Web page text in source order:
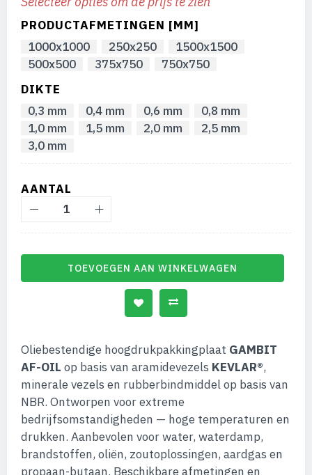
afbeeldingen-
PRODUCTAFMETINGEN [MM]
1000x1000
250x250
1500x1500
500x500
375x750
750x750
DIKTE
0,3 mm
0,4 mm 0,6 mm
0,8 mm
1,0 mm
1,5 mm 2,0 mm
2,5 mm
3,0 mm
AANTAL
TOEVOEGEN AAN WINKELWAGEN
Oliebestendige hoogdrukpakkingplaat GAMBIT
AF-OIL op basis van aramidevezels KEVLAR®,
minerale vezels en rubberbindmiddel op basis van
NBR. Ontworpen voor extreme
bedrijfsomstandigheden — hoge temperaturen en
drukken. Aanbevolen voor water, waterdamp,
brandstoffen, oliën, zoutoplossingen, aardgas en
propaan-butaan. Beschikbare afmetingen en